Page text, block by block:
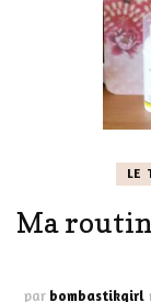
LE
Ma
par bombastikgirl